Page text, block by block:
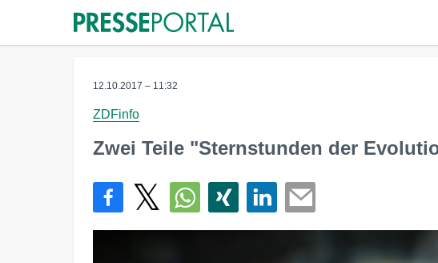
12.10.2017 – 11:32
ZDFinfo
Zwei Teile "Sternstunden der